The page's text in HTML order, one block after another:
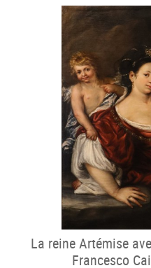
La reine Artémise
Francesco